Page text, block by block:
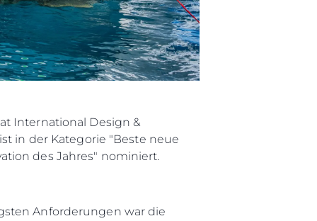
International Design &
in der Kategorie "Beste neue
des Jahres" nominiert.
Anforderungen war die